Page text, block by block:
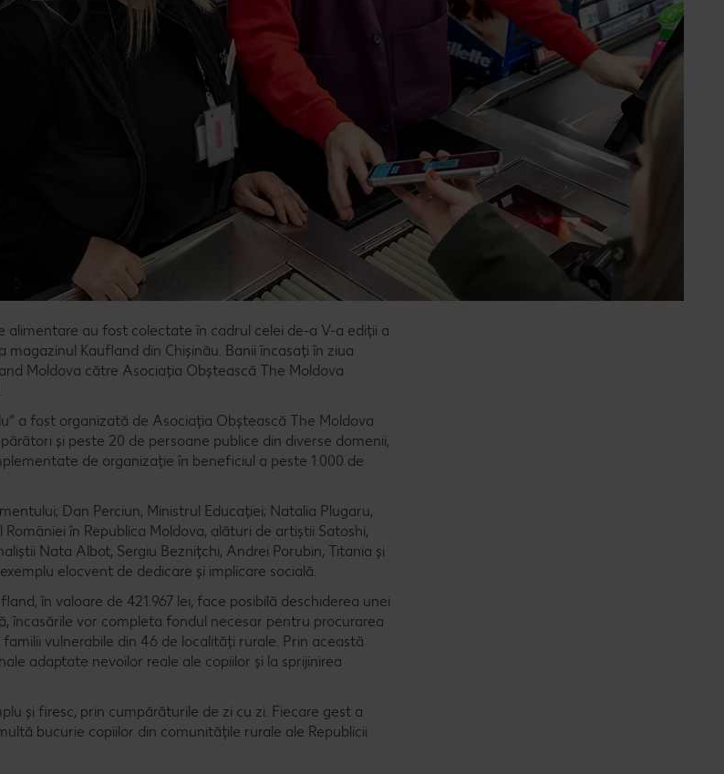
alimentare au fost colectate în cadrul celei de-a V-a ediții a
Kaufland din Chișinău. Banii încasați în ziua
Moldova către Asociația Obștească The Moldova
a fost organizată de Asociația Obștească The Moldova
și peste 20 de persoane publice din diverse domenii,
de organizație în beneficiul a peste 1.000 de
Dan Perciun, Ministrul Educației; Natalia Plugaru,
în Republica Moldova, alături de artiștii Satoshi,
Nata Albot, Sergiu Beznițchi, Andrei Porubin, Titania și
elocvent de dedicare și implicare socială.
în valoare de 421.967 lei, face posibilă deschiderea unei
încasările vor completa fondul necesar pentru procurarea
vulnerabile din 46 de localități rurale. Prin această
adaptate nevoilor reale ale copiilor și la sprijinirea
și firesc, prin cumpărăturile de zi cu zi. Fiecare gest a
bucurie copiilor din comunitățile rurale ale Republicii